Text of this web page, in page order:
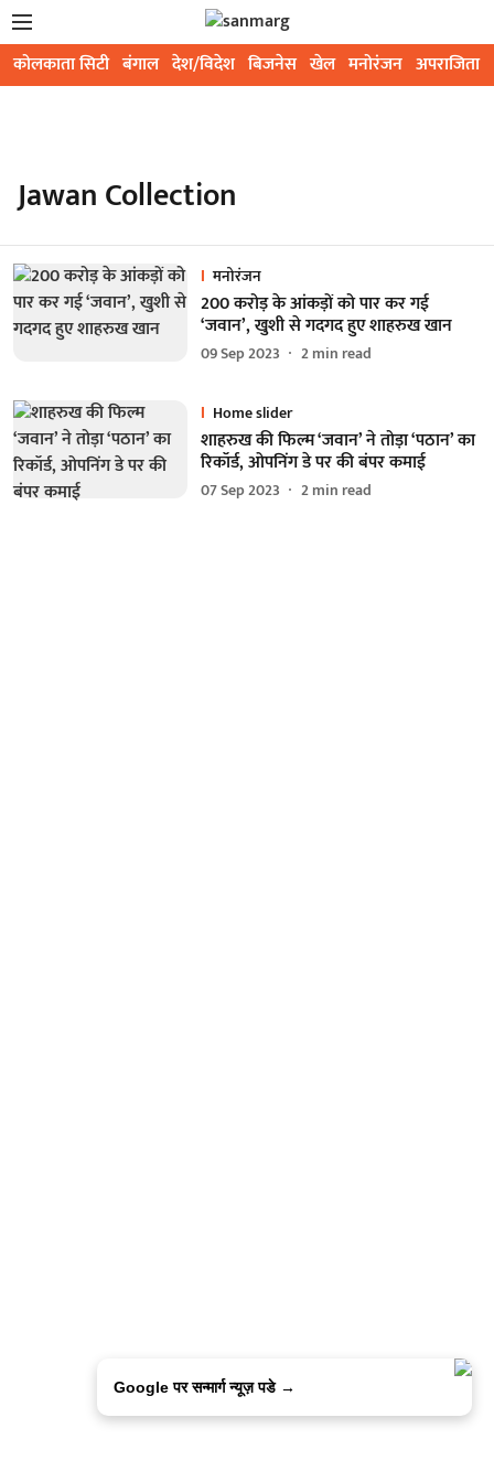
कोलकाता सिटी बंगाल देश/विदेश बिजनेस खेल मनोरंजन अपराजिता
Jawan Collection
मनोरंजन
200 करोड़ के आंकड़ों को पार कर गई
‘जवान’, खुशी से गदगद हुए शाहरुख खान
09 Sep 2023 2min read
Home slider
शाहरुख की फिल्म ‘जवान’ ने तोड़ा ‘पठान’ का
रिकॉर्ड, ओपनिंग डे पर की बंपर कमाई
07 Sep 2023 2min read
Google पर सन्मार्ग न्यूज़ पडे →